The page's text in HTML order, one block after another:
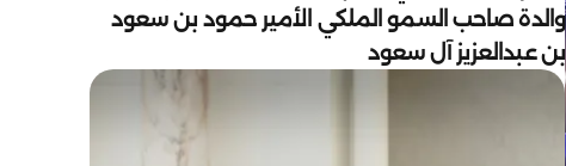
والدة صاحب السمو الملكي الأمير حمود بن سعود
بن عبدالعزيز آل سعود